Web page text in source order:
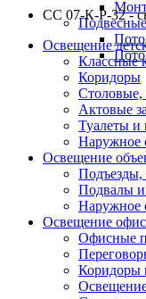
СС 07-К-P-32 -
Освещение
Классные
Коридоры
Столовые,
Актовые
Туалеты и
Наружное
Освещение
Подъезды,
Подвалы
Наружное
Освещение
Офисные
Коридоры